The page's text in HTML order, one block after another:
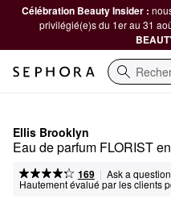
Célébration Beauty Insider :
privilégié(e)s du 1er au 31
Recherche
Ellis Brooklyn
Eau de parfum FLORIST
169 | Ask a question
Hautement évalué par les clients